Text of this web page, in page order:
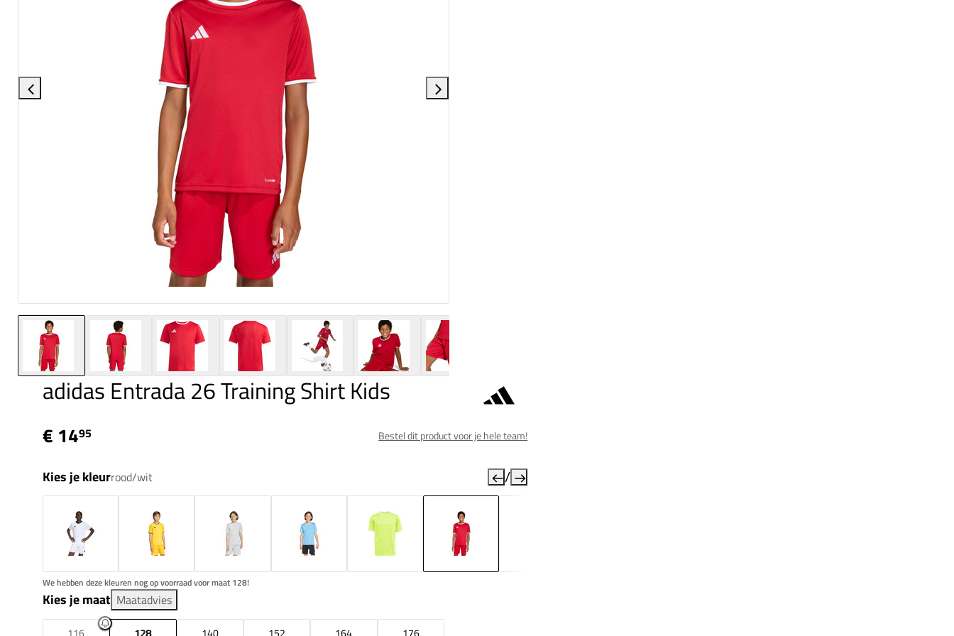
adidas Entrada 26 Training Shirt Kids
€ 1495 Bestel dit product voor je hele team!
Kies je kleurrood/wit /
We hebben deze kleuren nog op voorraad voor maat 128!
Kies je maat Maatadvies